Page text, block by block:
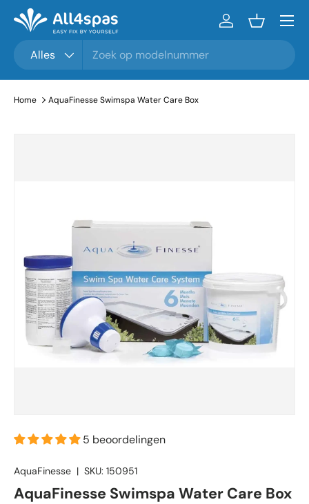
Ga naar inhoud
Alles
InloggenMandje
Menu
Home AquaFinesse Swimspa Water Care Box
5 beoordelingen
AquaFinesse | SKU: 150951
AquaFinesse Swimspa Water Care Box